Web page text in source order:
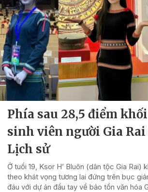
Phía sau 28,5 điểm khối
sinh viên người Gia
Lịch sử
Ở tuổi 19, Ksor H’ Bluôn (dân tộc Gia Rai)
theo khát vọng tương lai đứng trên bục
đáu với dự án đầu tay về bảo tồn văn hóa